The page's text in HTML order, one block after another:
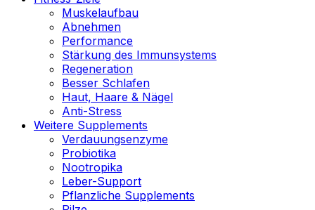
Muskelaufbau
Abnehmen
Performance
Stärkung des Immunsystems
Regeneration
Besser Schlafen
Haut, Haare & Nägel
Anti-Stress
Weitere Supplements
Verdauungsenzyme
Probiotika
Nootropika
Leber-Support
Pflanzliche Supplements